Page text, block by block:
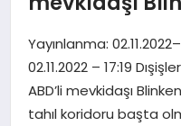
EKONOMI
MAGAZIN
SAĞLIK
Yayınlanma:
02.11.2022 – 17:19
ABD’li mevkidaşı
tahıl koridoru başta